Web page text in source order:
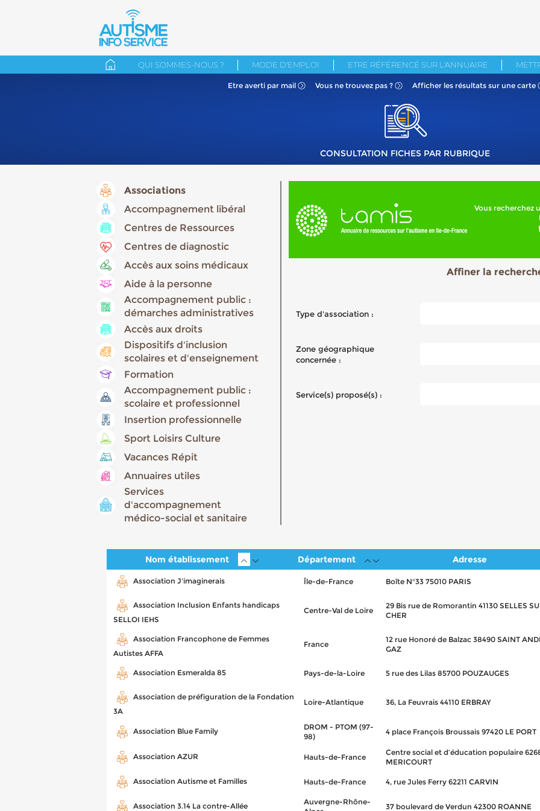
QUI SOMMES-NOUS ? MODE D'EMPLOI ETRE RÉFÉRENCÉ SUR L'ANNUAIRE
Etre averti par mail Vous ne trouvez pas ? Afficher les résultats sur une carte
CONSULTATION FICHES PAR RUBRIQUE
Associations
Accompagnement libéral
Centres de Ressources
Centres de diagnostic
Accès aux soins médicaux
Aide à la personne
Accompagnement public :
démarches administratives
Accès aux droits
Dispositifs d'inclusion
scolaires et d'enseignement
Formation
Accompagnement public :
scolaire et professionnel
Insertion professionnelle
Sport Loisirs Culture
Vacances Répit
Annuaires utiles
Services
d'accompagnement
médico-social et sanitaire
Vous recherchez
Affiner la
Type d'association :
Zone géographique
concernée :
Service(s) proposé(s) :
Nom établissement Département Adresse
Association J'imaginerais Île-de-France Boîte N°33 75010 PARIS
Association Inclusion Enfants handicaps
SELLOI IEHS
Centre-Val de Loire
29 Bis rue de Romorantin 41130 SELLES
CHER
Association Francophone de Femmes
Autistes AFFA
France
12 rue Honoré de Balzac 38490 SAINT
GAZ
Association Esmeralda 85 Pays-de-la-Loire 5 rue des Lilas 85700 POUZAUGES
Association de préfiguration de la Fondation
3A
Loire-Atlantique 36, La Feuvrais 44110 ERBRAY
Association Blue Family
DROM - PTOM (97-
98)
4 place François Broussais 97420 LE PORT
Association AZUR Hauts-de-France
Centre social et d’éducation populaire
MERICOURT
Association Autisme et Familles Hauts-de-France 4, rue Jules Ferry 62211 CARVIN
Association 3.14 La contre-Allée
Auvergne-Rhône-
37 boulevard de Verdun 42300 ROANNE